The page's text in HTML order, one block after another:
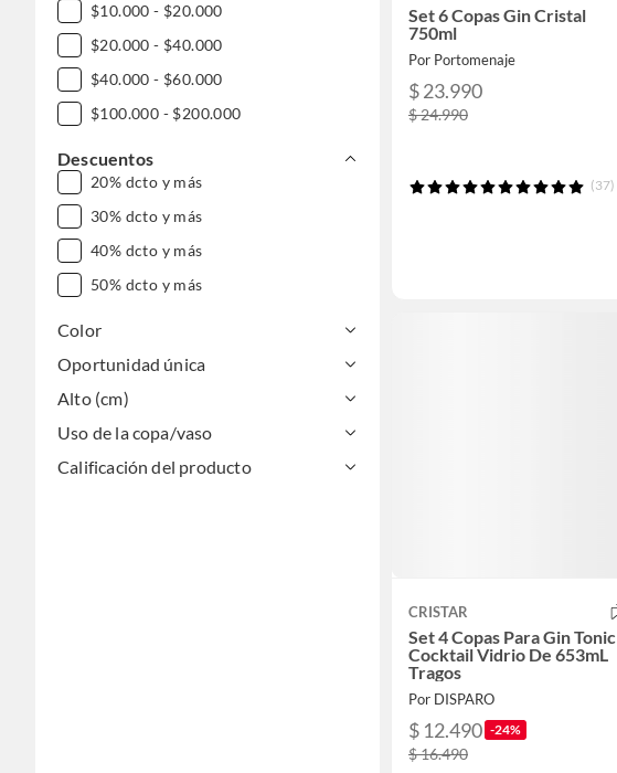
$10.000 - $20.000
$20.000 - $40.000
$40.000 - $60.000
$100.000 - $200.000
Descuentos
20% dcto y más
30% dcto y más
40% dcto y más
50% dcto y más
Color
Oportunidad única
Alto (cm)
Uso de la copa/vaso
Calificación del producto
Set 6 Copas Gin Cristal
750ml
Por Portomenaje
$ 23.990
$ 24.990
(37)
CRISTAR
Set 4 Copas Para Gin Tonic
Cocktail Vidrio De 653mL
Tragos
Por DISPARO
$ 12.490 -24%
$ 16.490